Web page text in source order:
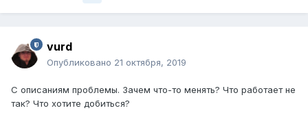
vurd
Опубликовано 21 октября, 2019
С описаниям проблемы. Зачем что-то менять? Что работает не
так? Что хотите добиться?